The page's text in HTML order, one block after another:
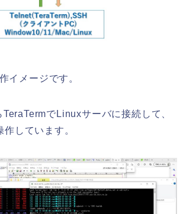
イメージです。
でLinuxサーバに接続して、
しています。